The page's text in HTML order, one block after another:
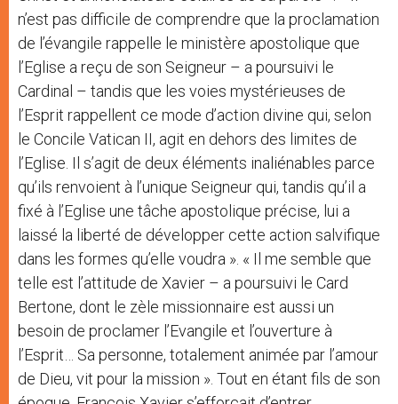
n’est pas difficile de comprendre que la proclamation
de l’évangile rappelle le ministère apostolique que
l’Eglise a reçu de son Seigneur – a poursuivi le
Cardinal – tandis que les voies mystérieuses de
l’Esprit rappellent ce mode d’action divine qui, selon
le Concile Vatican II, agit en dehors des limites de
l’Eglise. Il s’agit de deux éléments inaliénables parce
qu’ils renvoient à l’unique Seigneur qui, tandis qu’il a
fixé à l’Eglise une tâche apostolique précise, lui a
laissé la liberté de développer cette action salvifique
dans les formes qu’elle voudra ». « Il me semble que
telle est l’attitude de Xavier – a poursuivi le Card
Bertone, dont le zèle missionnaire est aussi un
besoin de proclamer l’Evangile et l’ouverture à
l’Esprit… Sa personne, totalement animée par l’amour
de Dieu, vit pour la mission ». Tout en étant fils de son